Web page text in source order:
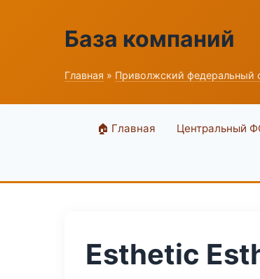
База компаний
Главная » Приволжский федеральный
🏠 Главная Центральный
Esthetic